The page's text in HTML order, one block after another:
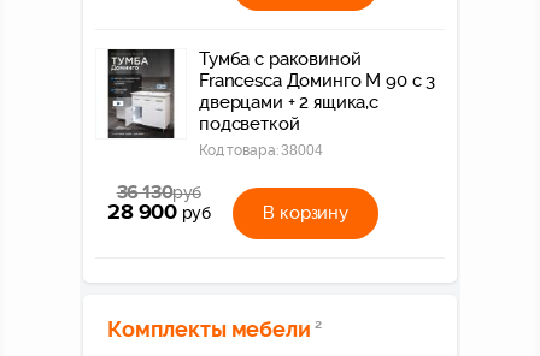
Тумба с раковиной
Francesca Доминго М 90 с 3
дверцами + 2 ящика,с
подсветкой
Код товара:38004
36 130руб
28 900 руб В корзину
Комплекты мебели 2